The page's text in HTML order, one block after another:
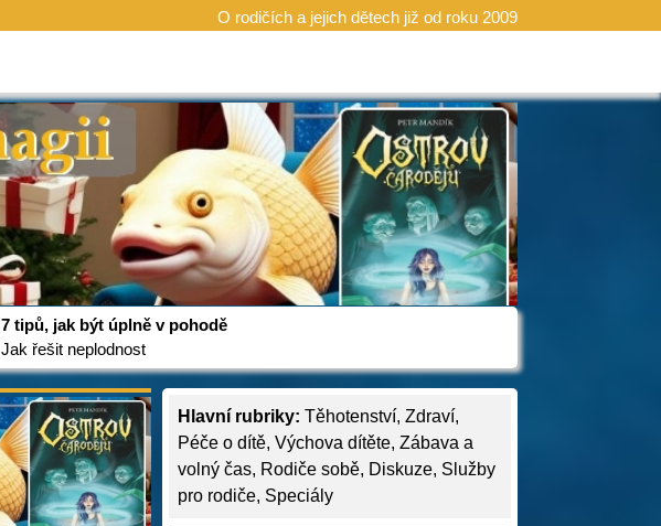
O rodičích a jejich dětech již od roku 2009
7 tipů, jak být úplně v pohodě
Jak řešit neplodnost
Hlavní rubriky: Těhotenství, Zdraví,
Péče o dítě, Výchova dítěte, Zábava a
volný čas, Rodiče sobě, Diskuze, Služby
pro rodiče, Speciály